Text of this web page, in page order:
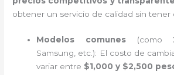
obtener un servicio de calidad sin tener
Modelos comunes(como
Samsung, etc.): El costo de
variar entre $1,000 y $2,500